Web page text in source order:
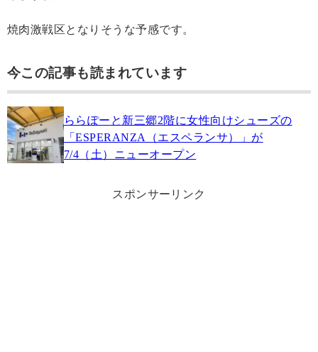
焼肉激戦区となりそうな予感です。
今この記事も読まれています
ららぽーと新三郷2階に女性向けシューズの
「ESPERANZA（エスペランサ）」が
7/4（土）ニューオープン
スポンサーリンク